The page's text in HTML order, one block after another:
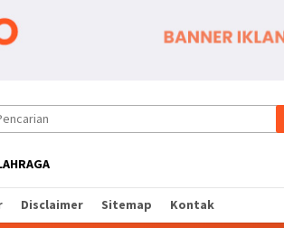
Disclaimer Sitemap Kontak